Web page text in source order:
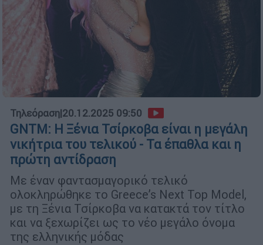
Τηλεόραση|20.12.2025 09:50
GNTM: Η Ξένια Τσίρκοβα είναι η μεγάλη
νικήτρια του τελικού - Τα έπαθλα και η
πρώτη αντίδραση
Με έναν φαντασμαγορικό τελικό
ολοκληρώθηκε το Greece’s Next Top Model,
με τη Ξένια Τσίρκοβα να κατακτά τον τίτλο
και να ξεχωρίζει ως το νέο μεγάλο όνομα
της ελληνικής μόδας